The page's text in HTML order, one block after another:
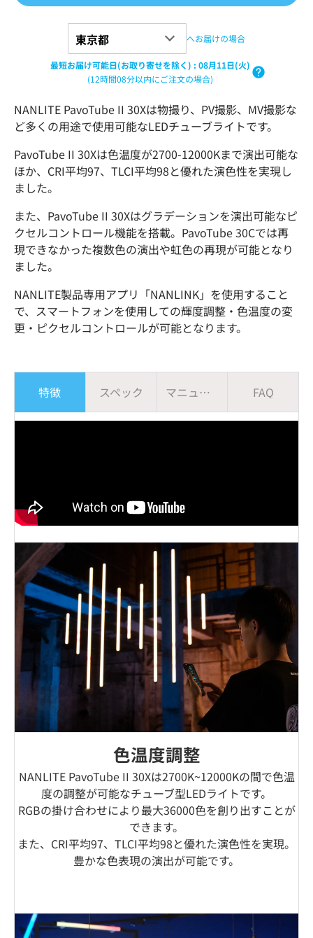
へお届けの場合
最短お届け可能日(お取り寄せを除く) : 08月11日(火)
(12時間08分以内にご注文の場合)
NANLITE PavoTube II 30Xは物撮り、PV撮影、MV撮影な
ど多くの用途で使用可能なLEDチューブライトです。
PavoTube II 30Xは色温度が2700-12000Kまで演出可能な
ほか、CRI平均97、TLCI平均98と優れた演色性を実現し
ました。
また、PavoTube II 30Xはグラデーションを演出可能なピ
クセルコントロール機能を搭載。PavoTube 30Cでは再
現できなかった複数色の演出や虹色の再現が可能となり
ました。
NANLITE製品専用アプリ「NANLINK」を使用すること
で、スマートフォンを使用しての輝度調整・色温度の変
更・ピクセルコントロールが可能となります。
特徴 スペック マニュアル FAQ
色温度調整
NANLITE PavoTube II 30Xは2700K~12000Kの間で色温
度の調整が可能なチューブ型LEDライトです。
RGBの掛け合わせにより最大36000色を創り出すことが
できます。
また、CRI平均97、TLCI平均98と優れた演色性を実現。
豊かな色表現の演出が可能です。